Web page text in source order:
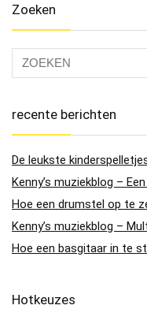
Zoeken
recente berichten
De leukste
Kenny’s muziekblog –
Hoe een drumstel op te
Kenny’s muziekblog –
Hoe een basgitaar in te
Hotkeuzes